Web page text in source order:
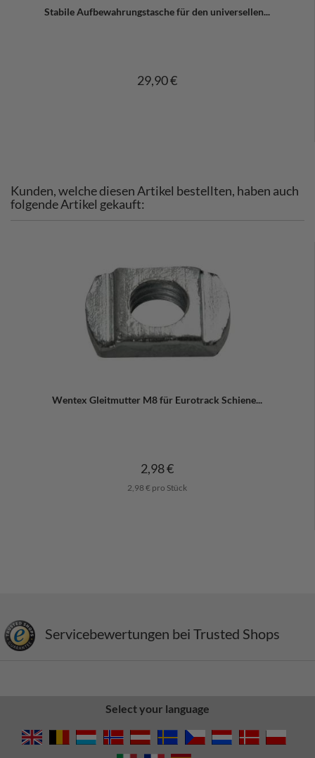
Stabile Aufbewahrungstasche für den universellen...
29,90 €
Kunden, welche diesen Artikel bestellten, haben auch
folgende Artikel gekauft:
Wentex Gleitmutter M8 für Eurotrack Schiene...
2,98 €
2,98 € pro Stück
Servicebewertungen bei Trusted Shops
Select your language